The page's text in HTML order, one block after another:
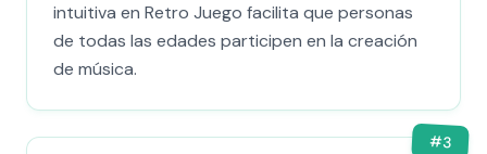
intuitiva en Retro Juego facilita que personas
de todas las edades participen en la creación
de música.
#3